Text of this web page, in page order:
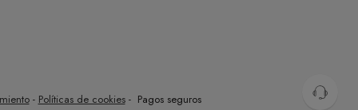
- Políticas de cookies- Pagos seguros